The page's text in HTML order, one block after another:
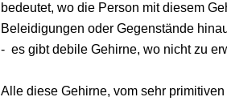
bedeutet, wo die Person mit diesem
Beleidigungen oder Gegenstände
- es gibt debile Gehirne, wo nicht zu
Alle diese Gehirne, vom sehr